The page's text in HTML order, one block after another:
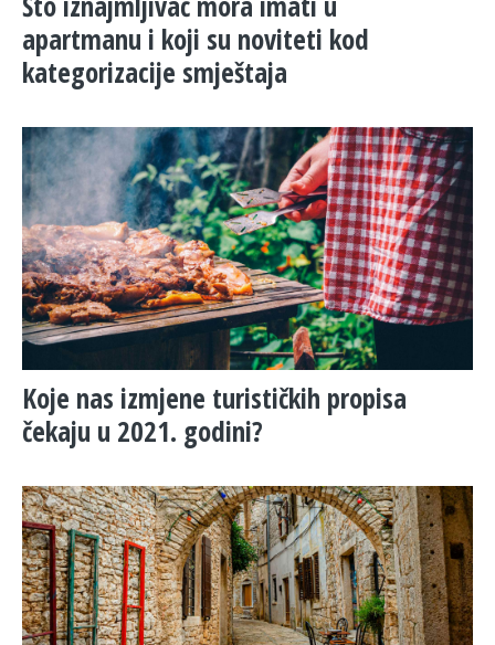
apartmanu i koji su noviteti kod
kategorizacije smještaja
Koje nas izmjene turističkih propisa
čekaju u 2021. godini?